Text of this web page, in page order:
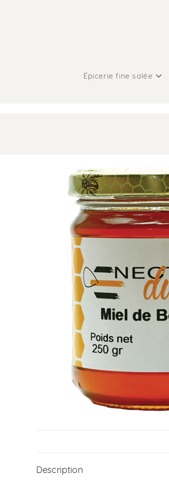
Épicerie fine salée
Description